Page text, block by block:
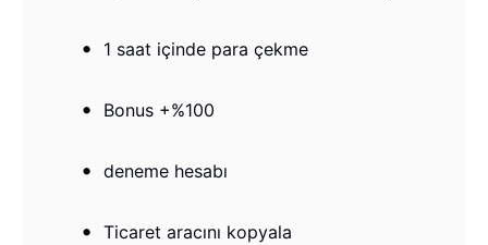
1 saat içinde para çekme
Bonus +%100
deneme hesabı
Ticaret aracını kopyala